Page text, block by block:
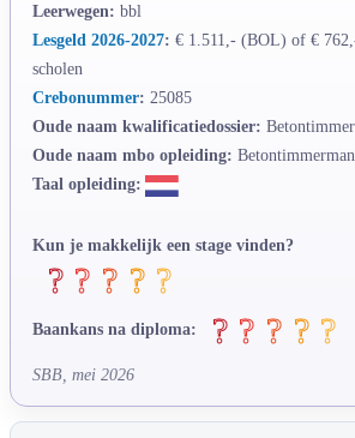
Leerwegen: bbl
Lesgeld 2026-2027: € 1.511,- (BOL) of €
scholen
Crebonummer: 25085
Oude naam kwalificatiedossier:
Oude naam mbo opleiding:
Taal opleiding:
Kun je makkelijk een stage vinden?
Baankans na diploma:
SBB, mei 2026